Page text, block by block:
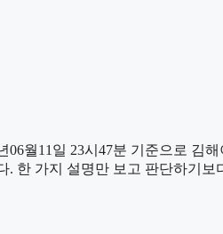
월11일 23시47분 기준으로 김
한 가지 설명만 보고 판단하기